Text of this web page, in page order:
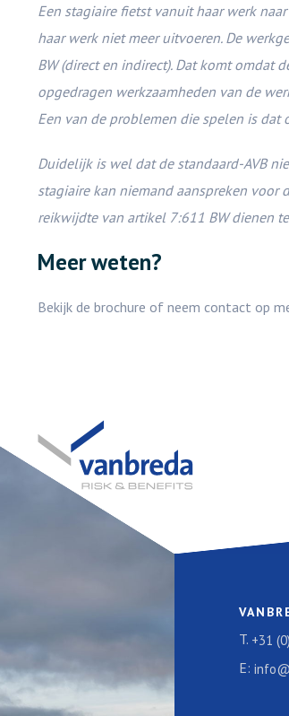
Een stagiaire fietst vanuit haar werk
haar werk niet meer uitvoeren. De
BW (direct en indirect). Dat komt omdat
opgedragen werkzaamheden van de
Een van de problemen die spelen is
Duidelijk is wel dat de standaard-AVB
stagiaire kan niemand aanspreken voor
reikwijdte van artikel 7:611 BW dienen
Meer weten?
Bekijk de brochure of neem contact op
T. +31
E: